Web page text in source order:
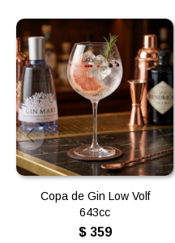
Copa de Gin Low Volf
643cc
$ 359